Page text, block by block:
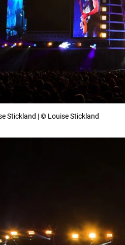
Stickland | © Louise Stickland